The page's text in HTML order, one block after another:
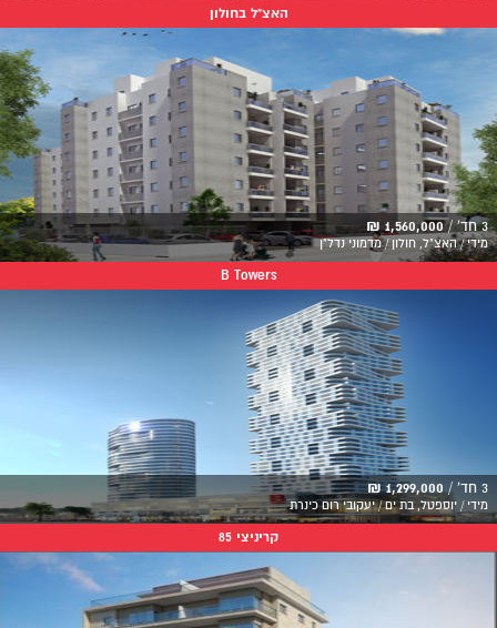
האצ"ל בחולון
3 חד' / 1,560,000 ₪
מידי / האצ"ל, חולון / מדמוני נדל"ן
B Towers
3 חד' / 1,299,000 ₪
מידי / יוספטל, בת ים / יעקובי רום כינרת
קריניצי 85